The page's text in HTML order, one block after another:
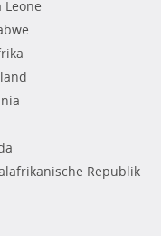
Leone
Republik